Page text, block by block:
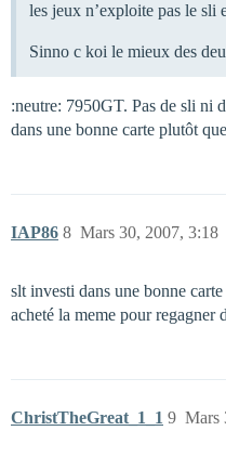
les jeux n’exploite pas le sli
Sinno c koi le mieux des
:neutre: 7950GT. Pas de sli ni
dans une bonne carte plutôt
IAP86 Mars 30, 2007, 3:18
8
slt investi dans une bonne
acheté la meme pour regagner
ChristTheGreat_1_1 Mars
9